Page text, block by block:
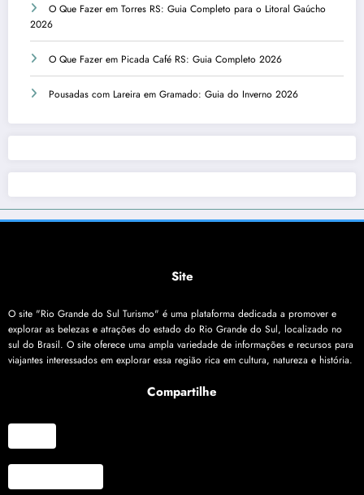
O Que Fazer em Torres RS: Guia Completo para o Litoral Gaúcho
2026
O Que Fazer em Picada Café RS: Guia Completo 2026
Pousadas com Lareira em Gramado: Guia do Inverno 2026
Site
O site "Rio Grande do Sul Turismo" é uma plataforma dedicada a promover e
explorar as belezas e atrações do estado do Rio Grande do Sul, localizado no
sul do Brasil. O site oferece uma ampla variedade de informações e recursos para
viajantes interessados em explorar essa região rica em cultura, natureza e história.
Compartilhe